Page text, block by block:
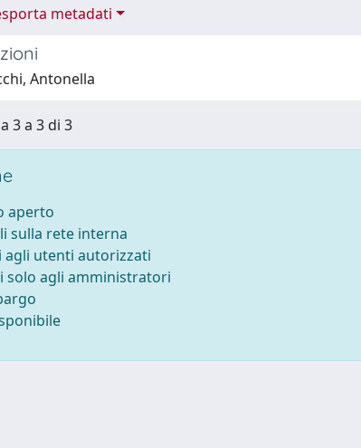
metadati
Antonella
3 a 3 di 3
aperto
sulla rete interna
agli utenti autorizzati
solo agli amministratori